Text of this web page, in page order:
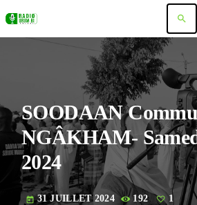
search
SOODAAN
NGÂKHAM-
2024
today 31 JUILLET 2024 192 1